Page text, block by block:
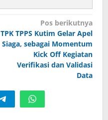
Pos berikutnya
TPK TPPS Kutim Gelar Apel
Siaga, sebagai Momentum
Kick Off Kegiatan
Verifikasi dan Validasi
Data